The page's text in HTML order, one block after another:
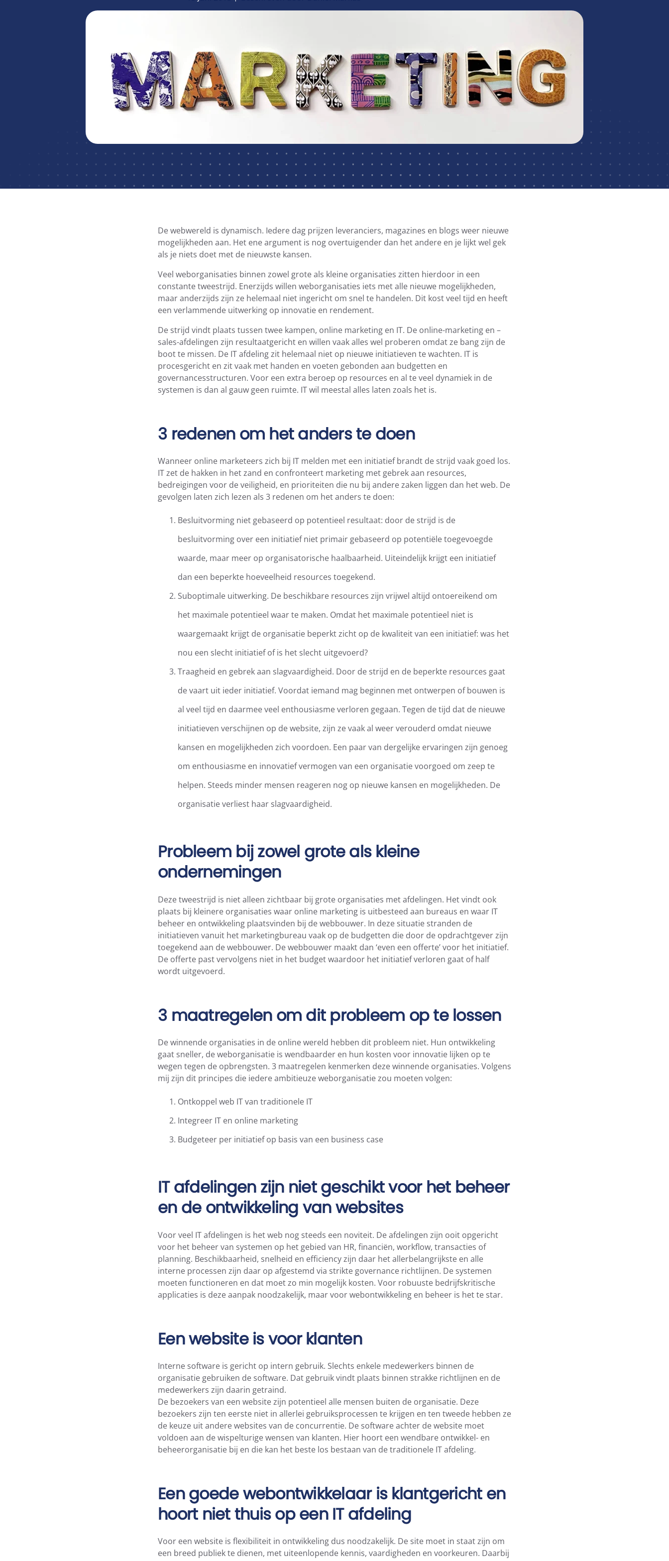
De webwereld is dynamisch. Iedere dag prijzen leveranciers, magazines en blogs weer nieuwe
mogelijkheden aan. Het ene argument is nog overtuigender dan het andere en je lijkt wel gek
als je niets doet met de nieuwste kansen.
Veel weborganisaties binnen zowel grote als kleine organisaties zitten hierdoor in een
constante tweestrijd. Enerzijds willen weborganisaties iets met alle nieuwe mogelijkheden,
maar anderzijds zijn ze helemaal niet ingericht om snel te handelen. Dit kost veel tijd en heeft
een verlammende uitwerking op innovatie en rendement.
De strijd vindt plaats tussen twee kampen, online marketing en IT. De online-marketing en –
sales-afdelingen zijn resultaatgericht en willen vaak alles wel proberen omdat ze bang zijn de
boot te missen. De IT afdeling zit helemaal niet op nieuwe initiatieven te wachten. IT is
procesgericht en zit vaak met handen en voeten gebonden aan budgetten en
governancesstructuren. Voor een extra beroep op resources en al te veel dynamiek in de
systemen is dan al gauw geen ruimte. IT wil meestal alles laten zoals het is.
3 redenen om het anders te doen
Wanneer online marketeers zich bij IT melden met een initiatief brandt de strijd vaak goed los.
IT zet de hakken in het zand en confronteert marketing met gebrek aan resources,
bedreigingen voor de veiligheid, en prioriteiten die nu bij andere zaken liggen dan het web. De
gevolgen laten zich lezen als 3 redenen om het anders te doen:
Besluitvorming niet gebaseerd op potentieel resultaat: door de strijd is de
besluitvorming over een initiatief niet primair gebaseerd op potentiële toegevoegde
waarde, maar meer op organisatorische haalbaarheid. Uiteindelijk krijgt een initiatief
dan een beperkte hoeveelheid resources toegekend.
Suboptimale uitwerking. De beschikbare resources zijn vrijwel altijd ontoereikend om
het maximale potentieel waar te maken. Omdat het maximale potentieel niet is
waargemaakt krijgt de organisatie beperkt zicht op de kwaliteit van een initiatief: was het
nou een slecht initiatief of is het slecht uitgevoerd?
Traagheid en gebrek aan slagvaardigheid. Door de strijd en de beperkte resources gaat
de vaart uit ieder initiatief. Voordat iemand mag beginnen met ontwerpen of bouwen is
al veel tijd en daarmee veel enthousiasme verloren gegaan. Tegen de tijd dat de nieuwe
initiatieven verschijnen op de website, zijn ze vaak al weer verouderd omdat nieuwe
kansen en mogelijkheden zich voordoen. Een paar van dergelijke ervaringen zijn genoeg
om enthousiasme en innovatief vermogen van een organisatie voorgoed om zeep te
helpen. Steeds minder mensen reageren nog op nieuwe kansen en mogelijkheden. De
organisatie verliest haar slagvaardigheid.
Probleem bij zowel grote als kleine
ondernemingen
Deze tweestrijd is niet alleen zichtbaar bij grote organisaties met afdelingen. Het vindt ook
plaats bij kleinere organisaties waar online marketing is uitbesteed aan bureaus en waar IT
beheer en ontwikkeling plaatsvinden bij de webbouwer. In deze situatie stranden de
initiatieven vanuit het marketingbureau vaak op de budgetten die door de opdrachtgever zijn
toegekend aan de webbouwer. De webbouwer maakt dan ‘even een offerte’ voor het initiatief.
De offerte past vervolgens niet in het budget waardoor het initiatief verloren gaat of half
wordt uitgevoerd.
3 maatregelen om dit probleem op te lossen
De winnende organisaties in de online wereld hebben dit probleem niet. Hun ontwikkeling
gaat sneller, de weborganisatie is wendbaarder en hun kosten voor innovatie lijken op te
wegen tegen de opbrengsten. 3 maatregelen kenmerken deze winnende organisaties. Volgens
mij zijn dit principes die iedere ambitieuze weborganisatie zou moeten volgen:
Ontkoppel web IT van traditionele IT
Integreer IT en online marketing
Budgeteer per initiatief op basis van een business case
IT afdelingen zijn niet geschikt voor het beheer
en de ontwikkeling van websites
Voor veel IT afdelingen is het web nog steeds een noviteit. De afdelingen zijn ooit opgericht
voor het beheer van systemen op het gebied van HR, financiën, workflow, transacties of
planning. Beschikbaarheid, snelheid en efficiency zijn daar het allerbelangrijkste en alle
interne processen zijn daar op afgestemd via strikte governance richtlijnen. De systemen
moeten functioneren en dat moet zo min mogelijk kosten. Voor robuuste bedrijfskritische
applicaties is deze aanpak noodzakelijk, maar voor webontwikkeling en beheer is het te star.
Een website is voor klanten
Interne software is gericht op intern gebruik. Slechts enkele medewerkers binnen de
organisatie gebruiken de software. Dat gebruik vindt plaats binnen strakke richtlijnen en de
medewerkers zijn daarin getraind.
De bezoekers van een website zijn potentieel alle mensen buiten de organisatie. Deze
bezoekers zijn ten eerste niet in allerlei gebruiksprocessen te krijgen en ten tweede hebben ze
de keuze uit andere websites van de concurrentie. De software achter de website moet
voldoen aan de wispelturige wensen van klanten. Hier hoort een wendbare ontwikkel- en
beheerorganisatie bij en die kan het beste los bestaan van de traditionele IT afdeling.
Een goede webontwikkelaar is klantgericht en
hoort niet thuis op een IT afdeling
Voor een website is flexibiliteit in ontwikkeling dus noodzakelijk. De site moet in staat zijn om
een breed publiek te dienen, met uiteenlopende kennis, vaardigheden en voorkeuren. Daarbij